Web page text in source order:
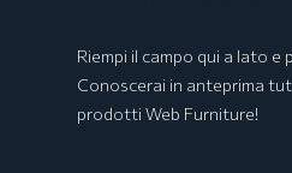
Riempi il campo qui a lato e
Conoscerai in anteprima
prodotti Web Furniture!